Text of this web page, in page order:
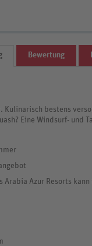
Bewertung
Kulinarisch bestens
Eine Windsurf- und
Arabia Azur Resorts